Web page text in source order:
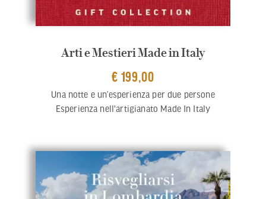
Arti e Mestieri Made in Italy
€ 199,00
Una notte e un’esperienza per due persone
Esperienza nell'artigianato Made In Italy